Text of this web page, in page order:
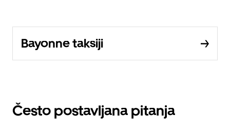
Bayonne taksiji
Često postavljana pitanja